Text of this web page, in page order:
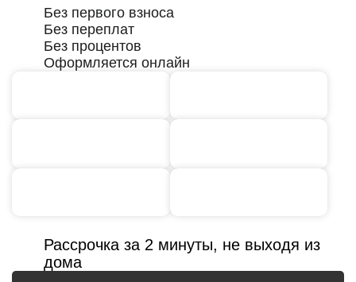
Без первого взноса
Без переплат
Без процентов
Оформляется онлайн
Рассрочка за 2 минуты, не выходя из
дома